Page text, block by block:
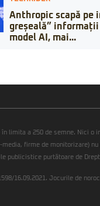
Anthropic scapă pe
greșeală” informații
model AI, mai...
în limita a 250 de semne. Nici o
firme de monitorizare) nu
publicistice purtătoare de
16.09.2021. Jocurile de